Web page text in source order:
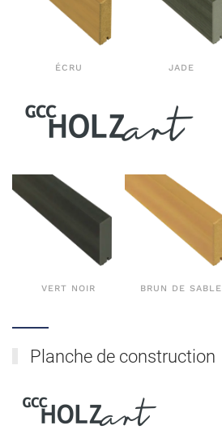
ÉCRU JADE
VERT NOIR BRUN DE SABLE
Planche de construction